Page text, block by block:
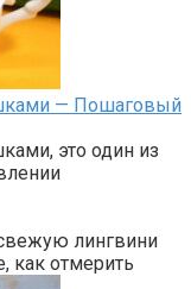
— Пошаговый
это один из
лингвини
как отмерить